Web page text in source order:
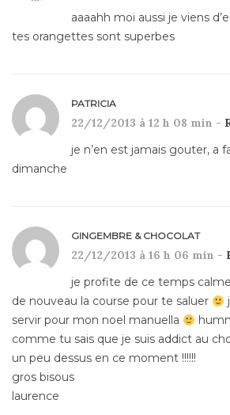
aaaahh moi aussi je viens
tes orangettes sont superbes
PATRICIA
22/12/2013 à 12 h 08 min -
je n’en est jamais gouter, a
dimanche
GINGEMBRE & CHOCOLAT
22/12/2013 à 16 h 06 min -
je profite de ce temps
de nouveau la course pour te saluer
servir pour mon noel manuella
comme tu sais que je suis addict au
un peu dessus en ce moment !!!!!!
gros bisous
laurence